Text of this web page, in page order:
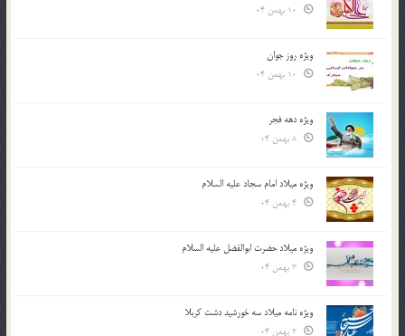
ویژه روز جوان
ویژه دهه فجر
ویژه میلاد امام سجاد علیه السلام
ویژه میلاد حضرت ابوالفضل علیه السلام
ویژه نامه میلاد سه خورشید دشت کربلا